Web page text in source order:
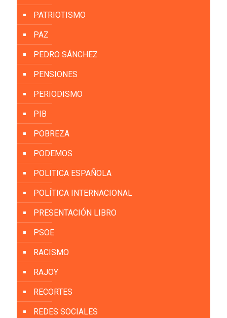
PATRIOTISMO
PAZ
PEDRO SÁNCHEZ
PENSIONES
PERIODISMO
PIB
POBREZA
PODEMOS
POLITICA ESPAÑOLA
POLÍTICA INTERNACIONAL
PRESENTACIÓN LIBRO
PSOE
RACISMO
RAJOY
RECORTES
REDES SOCIALES